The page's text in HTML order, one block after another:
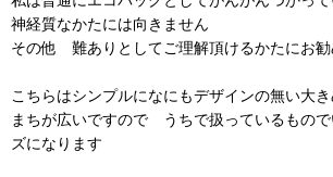
神経質なかたには向きません
その他 難ありとしてご理解頂けるかたにお勧
こちらはシンプルになにもデザインの無い大
まちが広いですので うちで扱っているもので
ズになります